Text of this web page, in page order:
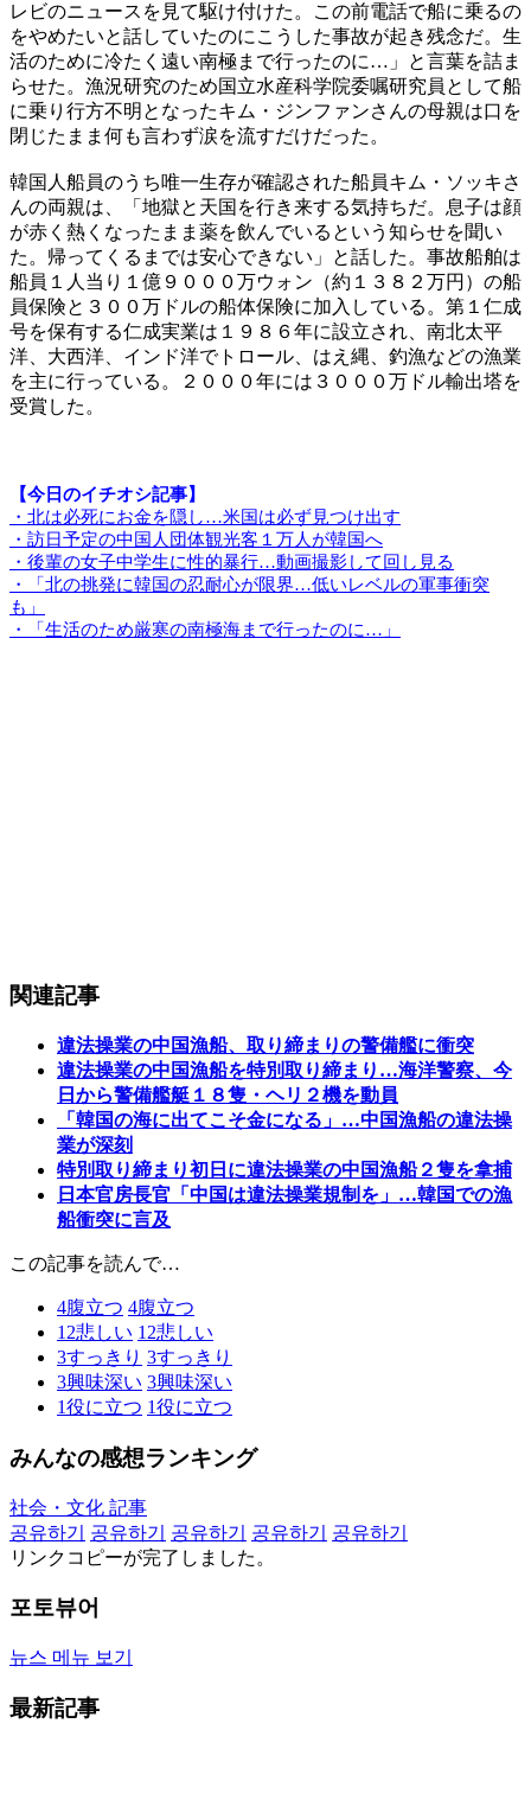
レビのニュースを見て駆け付けた。この前電話で船に乗るの
をやめたいと話していたのにこうした事故が起き残念だ。生
活のために冷たく遠い南極まで行ったのに…」と言葉を詰ま
らせた。漁況研究のため国立水産科学院委嘱研究員として船
に乗り行方不明となったキム・ジンファンさんの母親は口を
閉じたまま何も言わず涙を流すだけだった。
韓国人船員のうち唯一生存が確認された船員キム・ソッキさ
んの両親は、「地獄と天国を行き来する気持ちだ。息子は顔
が赤く熱くなったまま薬を飲んでいるという知らせを聞い
た。帰ってくるまでは安心できない」と話した。事故船舶は
船員１人当り１億９０００万ウォン（約１３８２万円）の船
員保険と３００万ドルの船体保険に加入している。第１仁成
号を保有する仁成実業は１９８６年に設立され、南北太平
洋、大西洋、インド洋でトロール、はえ縄、釣漁などの漁業
を主に行っている。２０００年には３０００万ドル輸出塔を
受賞した。
【今日のイチオシ記事】
・北は必死にお金を隠し…米国は必ず見つけ出す
・訪日予定の中国人団体観光客１万人が韓国へ
・後輩の女子中学生に性的暴行…動画撮影して回し見る
・「北の挑発に韓国の忍耐心が限界…低いレベルの軍事衝突
も」
・「生活のため厳寒の南極海まで行ったのに…」
関連記事
違法操業の中国漁船、取り締まりの警備艦に衝突
違法操業の中国漁船を特別取り締まり…海洋警察、今
日から警備艦艇１８隻・ヘリ２機を動員
「韓国の海に出てこそ金になる」…中国漁船の違法操
業が深刻
特別取り締まり初日に違法操業の中国漁船２隻を拿捕
日本官房長官「中国は違法操業規制を」…韓国での漁
船衝突に言及
この記事を読んで…
4腹立つ 4腹立つ
12悲しい 12悲しい
3すっきり 3すっきり
3興味深い 3興味深い
1役に立つ 1役に立つ
みんなの感想ランキング
社会・文化 記事
공유하기
공유하기 공유하기 공유하기
공유하기
リンクコピーが完了しました。
포토뷰어
뉴스 메뉴 보기
最新記事